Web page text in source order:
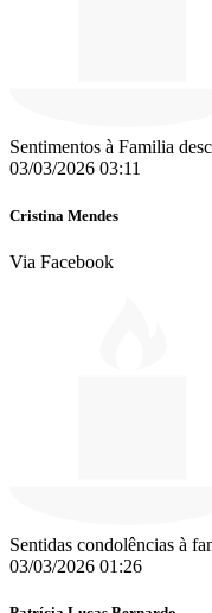
Sentimentos à Familia
03/03/2026 03:11
Cristina Mendes
Via Facebook
Sentidas condolências à
03/03/2026 01:26